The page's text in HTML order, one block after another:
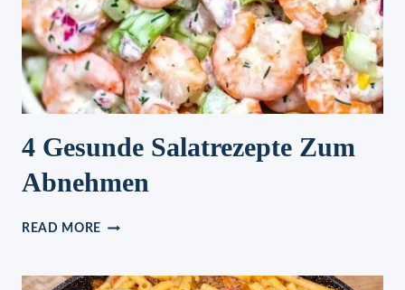
4 Gesunde Salatrezepte Zum
Abnehmen
READ MORE
ZUM